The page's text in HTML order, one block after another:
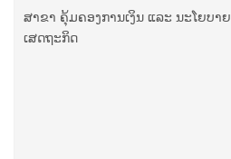
ສາຂາ ຄຸ້ມຄອງການເງິນ ແລະ ນະໂຍບາຍ
ເສດຖະກິດ